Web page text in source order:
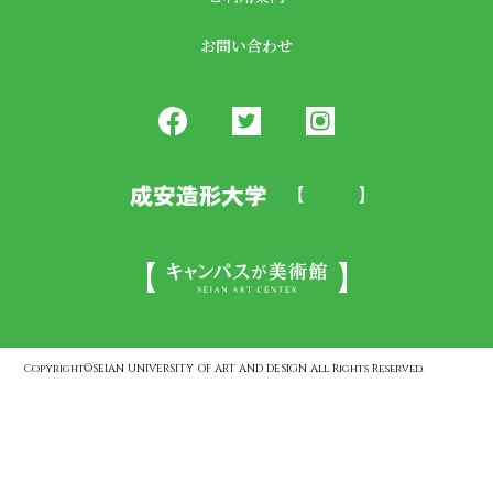
お問い合わせ
Copyright©SEIAN UNIVERSITY OF ART AND DESIGN All Rights Reserved.